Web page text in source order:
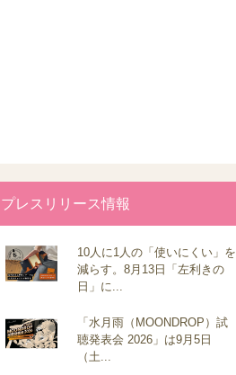
プレスリリース情報
10人に1人の「使いにくい」を
減らす。8月13日「左利きの
日」に...
「水月雨（MOONDROP）試
聴発表会 2026」は9月5日
（土...